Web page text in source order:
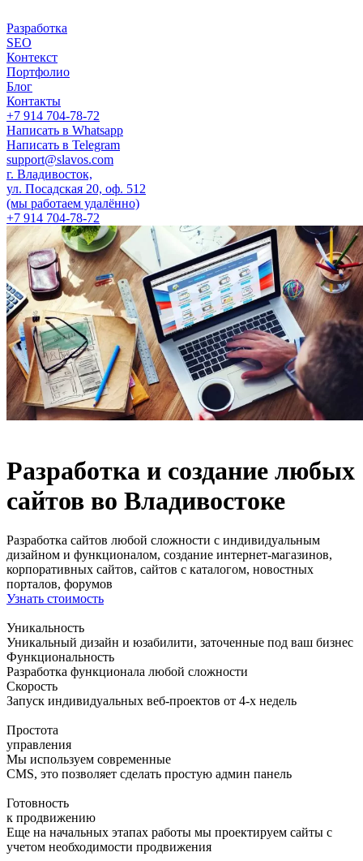
Разработка
SEO
Контекст
Портфолио
Блог
Контакты
+7 914 704-78-72
Написать в Whatsapp
Написать в Telegram
support@slavos.com
г. Владивосток,
ул. Посадская 20, оф. 512
(мы работаем удалённо)
+7 914 704-78-72
Разработка и создание любых
сайтов во Владивостоке
Разработка сайтов любой сложности с индивидуальным
дизайном и функционалом, создание интернет-магазинов,
корпоративных сайтов, сайтов c каталогом, новостных
порталов, форумов
Узнать стоимость
Уникальность
Уникальный дизайн и юзабилити, заточенные под ваш бизнес
Функциональность
Разработка функционала любой сложности
Скорость
Запуск индивидуальных веб-проектов от 4-х недель
Простота
управления
Мы используем современные
CMS, это позволяет сделать простую админ панель
Готовность
к продвижению
Еще на начальных этапах работы мы проектируем сайты с
учетом необходимости продвижения